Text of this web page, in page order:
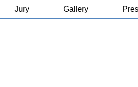
Jury Gallery